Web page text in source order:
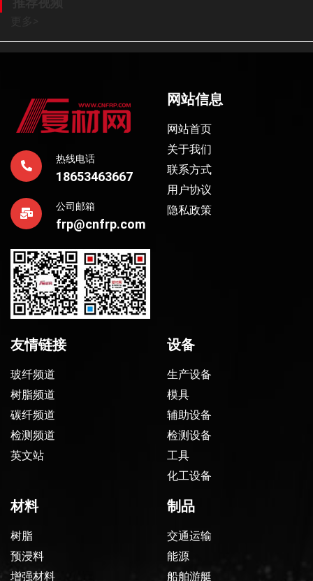
热线电话
18653463667
公司邮箱
frp@cnfrp.com
网站信息
网站首页
关于我们
联系方式
用户协议
隐私政策
友情链接
玻纤频道
树脂频道
碳纤频道
检测频道
英文站
设备
生产设备
模具
辅助设备
检测设备
工具
化工设备
材料
树脂
预浸料
增强材料
制品
交通运输
能源
船舶游艇